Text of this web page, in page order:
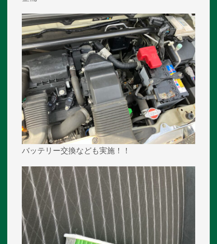
バッテリー交換なども実施！！